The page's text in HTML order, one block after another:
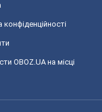
конфіденційності
OBOZ.UA на місці